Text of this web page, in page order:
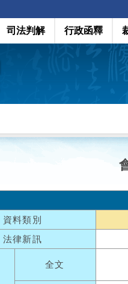
司法判解 行政函釋
資料類別
法律新訊
全文